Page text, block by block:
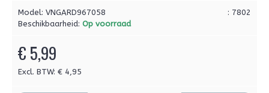
: 7802
Model: VNGARD967058
Beschikbaarheid: Op voorraad
€ 5,99
Excl. BTW: € 4,95